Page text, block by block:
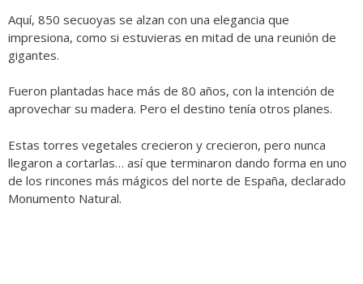
Aquí, 850 secuoyas se alzan con una elegancia que
impresiona, como si estuvieras en mitad de una reunión de
gigantes.
Fueron plantadas hace más de 80 años, con la intención de
aprovechar su madera. Pero el destino tenía otros planes.
Estas torres vegetales crecieron y crecieron, pero nunca
llegaron a cortarlas… así que terminaron dando forma en uno
de los rincones más mágicos del norte de España, declarado
Monumento Natural.